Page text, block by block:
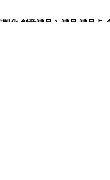
,創意禮品,3c禮品,禮品卡,